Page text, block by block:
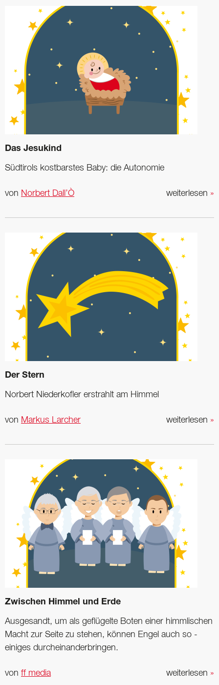
Das Jesukind
Südtirols kostbarstes Baby: die Autonomie
weiterlesen »
von Norbert Dall’Ò
Der Stern
Norbert Niederkofler erstrahlt am Himmel
weiterlesen »
von Markus Larcher
Zwischen Himmel und Erde
Ausgesandt, um als geflügelte Boten einer himmlischen
Macht zur Seite zu stehen, können Engel auch so ­
einiges durcheinanderbringen.
weiterlesen »
von ff media